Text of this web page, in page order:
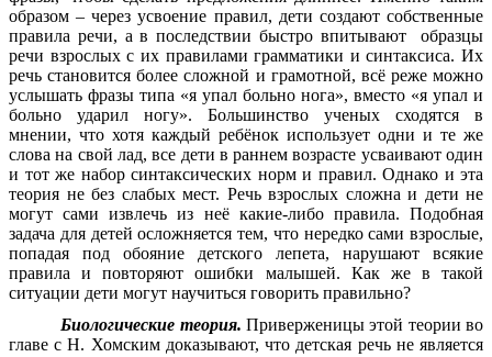
образом – через усвоение правил, дети создают собственные
правила речи, а в последствии быстро впитывают образцы
речи взрослых с их правилами грамматики и синтаксиса. Их
речь становится более сложной и грамотной, всё реже можно
услышать фразы типа «я упал больно нога», вместо «я упал и
больно ударил ногу».
Большинство ученых сходятся в
мнении, что хотя каждый ребёнок использует одни и те же
слова на свой лад, все дети в раннем возрасте усваивают один
и тот же набор синтаксических норм и правил. Однако и эта
теория не без слабых мест. Речь взрослых сложна и дети не
могут сами извлечь из неё какие-либо правила. Подобная
задача для детей осложняется тем, что нередко сами взрослые,
попадая под обояние детского лепета, нарушают всякие
правила и повторяют ошибки малышей. Как же в такой
ситуации дети могут научиться говорить правильно?
Биологические теория. Приверженицы этой теории во
главе с Н. Хомским доказывают, что детская речь не является